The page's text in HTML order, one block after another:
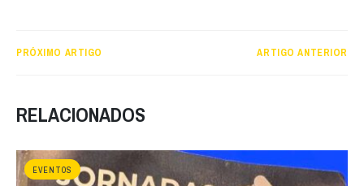
PRÓXIMO ARTIGO ARTIGO ANTERIOR
RELACIONADOS
EVENTOS